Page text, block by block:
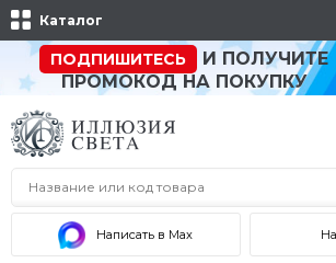
Каталог
ПОДПИШИТЕСЬ
И ПОЛУЧИТЕ
ПРОМОКОД НА ПОКУПКУ
Написать в Max